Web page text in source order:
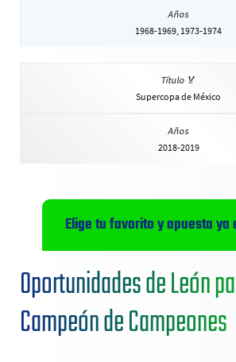
1968-1969, 1973-1974
Supercopa de México
2018-2019
Elige tu favorito y apuesta ya
Oportunidades de León
Campeón de Campeones